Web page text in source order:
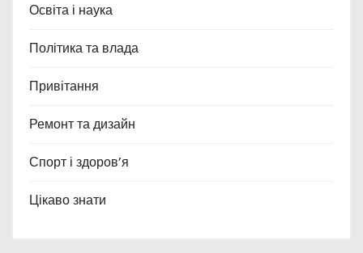
Освіта і наука
Політика та влада
Привітання
Ремонт та дизайн
Спорт і здоров’я
Цікаво знати